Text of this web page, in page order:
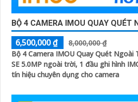
BỘ 4 CAMERA IMOU QUAY QUÉT
6,500,000 ₫
8,000,000 ₫
Bộ 4 Camera IMOU Quay Quét Ngoài
SE 5.0MP ngoài trời, 1 đầu ghi hình
tín hiệu chuyên dụng cho camera